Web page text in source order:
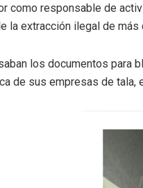
como responsable de
la extracción ilegal de
los documentos para
de sus empresas de